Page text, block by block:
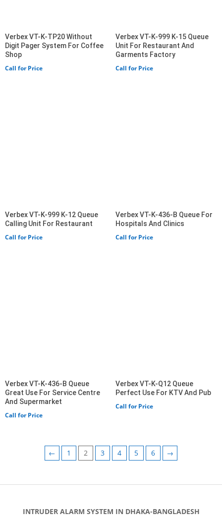
Verbex VT-K-TP20 Without
Digit Pager System For Coffee
Shop
Call for Price
Verbex VT-K-999 K-15 Queue
Unit For Restaurant And
Garments Factory
Call for Price
Verbex VT-K-999 K-12 Queue
Calling Unit For Restaurant
Call for Price
Verbex VT-K-436-B Queue For
Hospitals And Clinics
Call for Price
Verbex VT-K-436-B Queue
Great Use For Service Centre
And Supermarket
Call for Price
Verbex VT-K-Q12 Queue
Perfect Use For KTV And Pub
Call for Price
← 1 2 3 4 5 6 →
INTRUDER ALARM SYSTEM IN DHAKA-BANGLADESH